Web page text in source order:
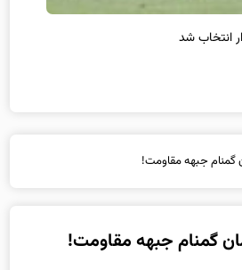
انتخاب شد
گمنام جبهه مقاومت!
گمنام جبهه مقاومت!